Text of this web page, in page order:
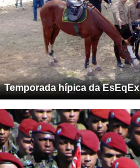
Temporada hípica da EsEqEx